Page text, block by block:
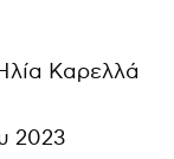
Καρελλά
2023